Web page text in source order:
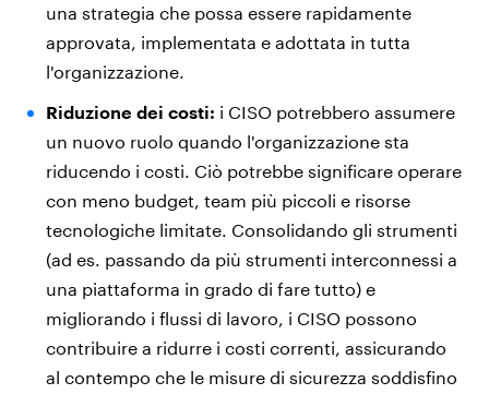
una strategia che possa essere rapidamente
approvata, implementata e adottata in tutta
l'organizzazione.
Riduzione dei costi: i CISO potrebbero assumere
un nuovo ruolo quando l'organizzazione sta
riducendo i costi. Ciò potrebbe significare operare
con meno budget, team più piccoli e risorse
tecnologiche limitate. Consolidando gli strumenti
(ad es. passando da più strumenti interconnessi a
una piattaforma in grado di fare tutto) e
migliorando i flussi di lavoro, i CISO possono
contribuire a ridurre i costi correnti, assicurando
al contempo che le misure di sicurezza soddisfino